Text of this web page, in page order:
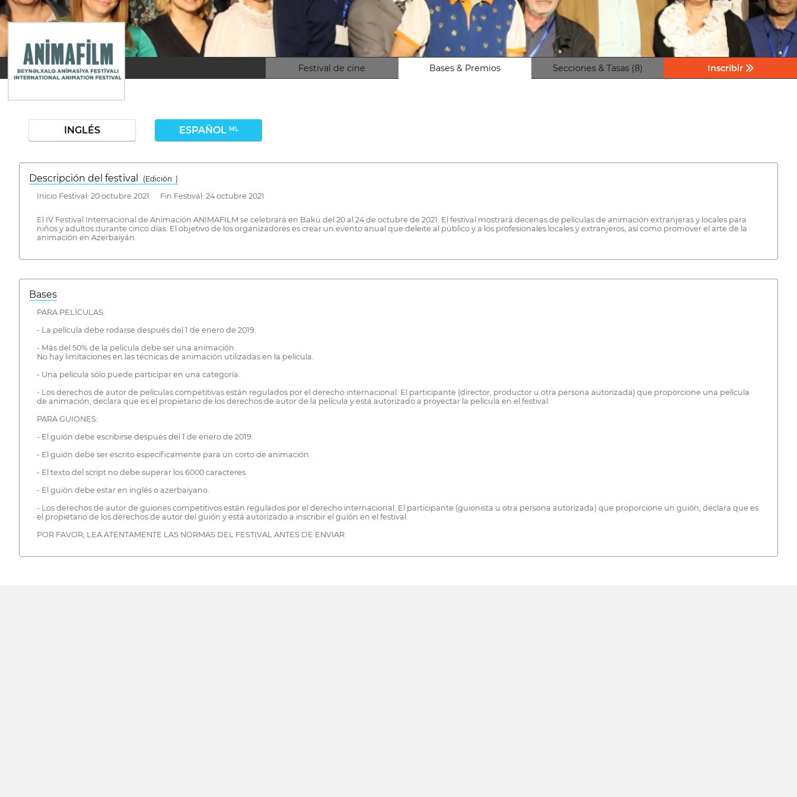
Festival de cine Bases & Premios Secciones & Tasas (8) Inscribir
INGLÉS ESPAÑOL ML
Descripción del festival
( Edición: )
Inicio Festival: 20 octubre 2021 Fin Festival: 24 octubre 2021
El IV Festival Internacional de Animación ANIMAFILM se celebrará en Bakú del 20 al 24 de octubre de 2021. El festival mostrará decenas de películas de animación extranjeras y locales para
niños y adultos durante cinco días. El objetivo de los organizadores es crear un evento anual que deleite al público y a los profesionales locales y extranjeros, así como promover el arte de la
animación en Azerbaiyán.
Bases
PARA PELÍCULAS:
- La película debe rodarse después del 1 de enero de 2019.
- Más del 50% de la película debe ser una animación.
No hay limitaciones en las técnicas de animación utilizadas en la película.
- Una película sólo puede participar en una categoría.
- Los derechos de autor de películas competitivas están regulados por el derecho internacional. El participante (director, productor u otra persona autorizada) que proporcione una película
de animación, declara que es el propietario de los derechos de autor de la película y está autorizado a proyectar la película en el festival.
PARA GUIONES:
- El guión debe escribirse después del 1 de enero de 2019.
- El guión debe ser escrito específicamente para un corto de animación.
- El texto del script no debe superar los 6000 caracteres.
- El guión debe estar en inglés o azerbaiyano.
- Los derechos de autor de guiones competitivos están regulados por el derecho internacional. El participante (guionista u otra persona autorizada) que proporcione un guión, declara que es
el propietario de los derechos de autor del guión y está autorizado a inscribir el guión en el festival.
POR FAVOR, LEA ATENTAMENTE LAS NORMAS DEL FESTIVAL ANTES DE ENVIAR